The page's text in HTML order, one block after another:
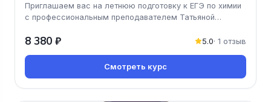
Приглашаем вас на летнюю подготовку к ЕГЭ по химии
с профессиональным преподавателем Татьяной
8 380 ₽ 5.0· 1 отзыв
Смотреть курс